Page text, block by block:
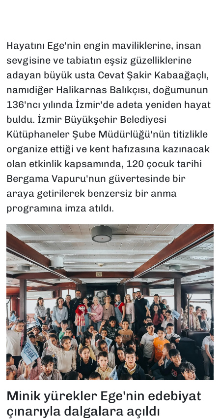
Hayatını Ege'nin engin maviliklerine, insan
sevgisine ve tabiatın eşsiz güzelliklerine
adayan büyük usta Cevat Şakir Kabaağaçlı,
namıdiğer Halikarnas Balıkçısı, doğumunun
136'ncı yılında İzmir'de adeta yeniden hayat
buldu. İzmir Büyükşehir Belediyesi
Kütüphaneler Şube Müdürlüğü'nün titizlikle
organize ettiği ve kent hafızasına kazınacak
olan etkinlik kapsamında, 120 çocuk tarihi
Bergama Vapuru'nun güvertesinde bir
araya getirilerek benzersiz bir anma
programına imza atıldı.
Minik yürekler Ege'nin edebiyat
çınarıyla dalgalara açıldı